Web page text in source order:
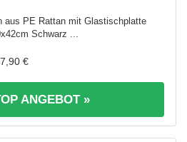
aus PE Rattan mit Glastischplatte
Schwarz ...
€
ANGEBOT »